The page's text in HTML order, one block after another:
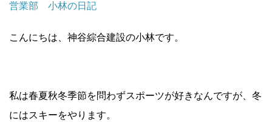
営業部 小林の日記
こんにちは、神谷綜合建設の小林です。
私は春夏秋冬季節を問わずスポーツが好きなんですが、冬
にはスキーをやります。